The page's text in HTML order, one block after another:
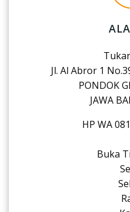
Jl. Al Abror 1
PONDOK
JAWA
HP WA
Buka